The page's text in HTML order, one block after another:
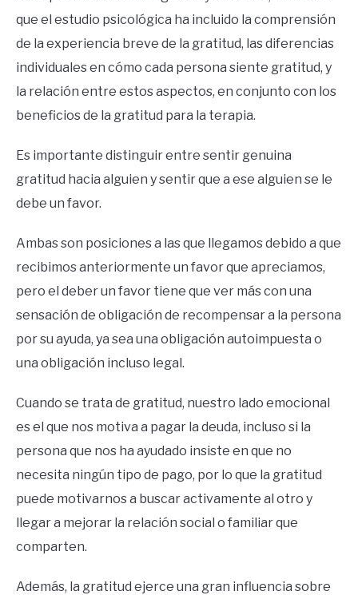
que el estudio psicológica ha incluido la comprensión
de la experiencia breve de la gratitud, las diferencias
individuales en cómo cada persona siente gratitud, y
la relación entre estos aspectos, en conjunto con los
beneficios de la gratitud para la terapia.
Es importante distinguir entre sentir genuina
gratitud hacia alguien y sentir que a ese alguien se le
debe un favor.
Ambas son posiciones a las que llegamos debido a que
recibimos anteriormente un favor que apreciamos,
pero el deber un favor tiene que ver más con una
sensación de obligación de recompensar a la persona
por su ayuda, ya sea una obligación autoimpuesta o
una obligación incluso legal.
Cuando se trata de gratitud, nuestro lado emocional
es el que nos motiva a pagar la deuda, incluso si la
persona que nos ha ayudado insiste en que no
necesita ningún tipo de pago, por lo que la gratitud
puede motivarnos a buscar activamente al otro y
llegar a mejorar la relación social o familiar que
comparten.
Además, la gratitud ejerce una gran influencia sobre